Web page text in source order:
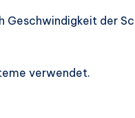
Geschwindigkeit der
verwendet.